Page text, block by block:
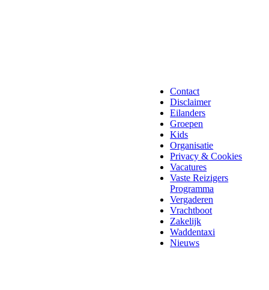
Contact
Disclaimer
Eilanders
Groepen
Kids
Organisatie
Privacy & Cookies
Vacatures
Vaste Reizigers
Programma
Vergaderen
Vrachtboot
Zakelijk
Waddentaxi
Nieuws